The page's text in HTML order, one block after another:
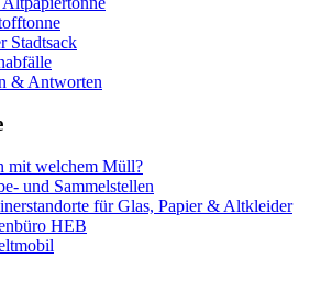
Stadtsack
& Antworten
mit welchem Müll?
und Sammelstellen
für Glas, Papier & Altkleider
HEB